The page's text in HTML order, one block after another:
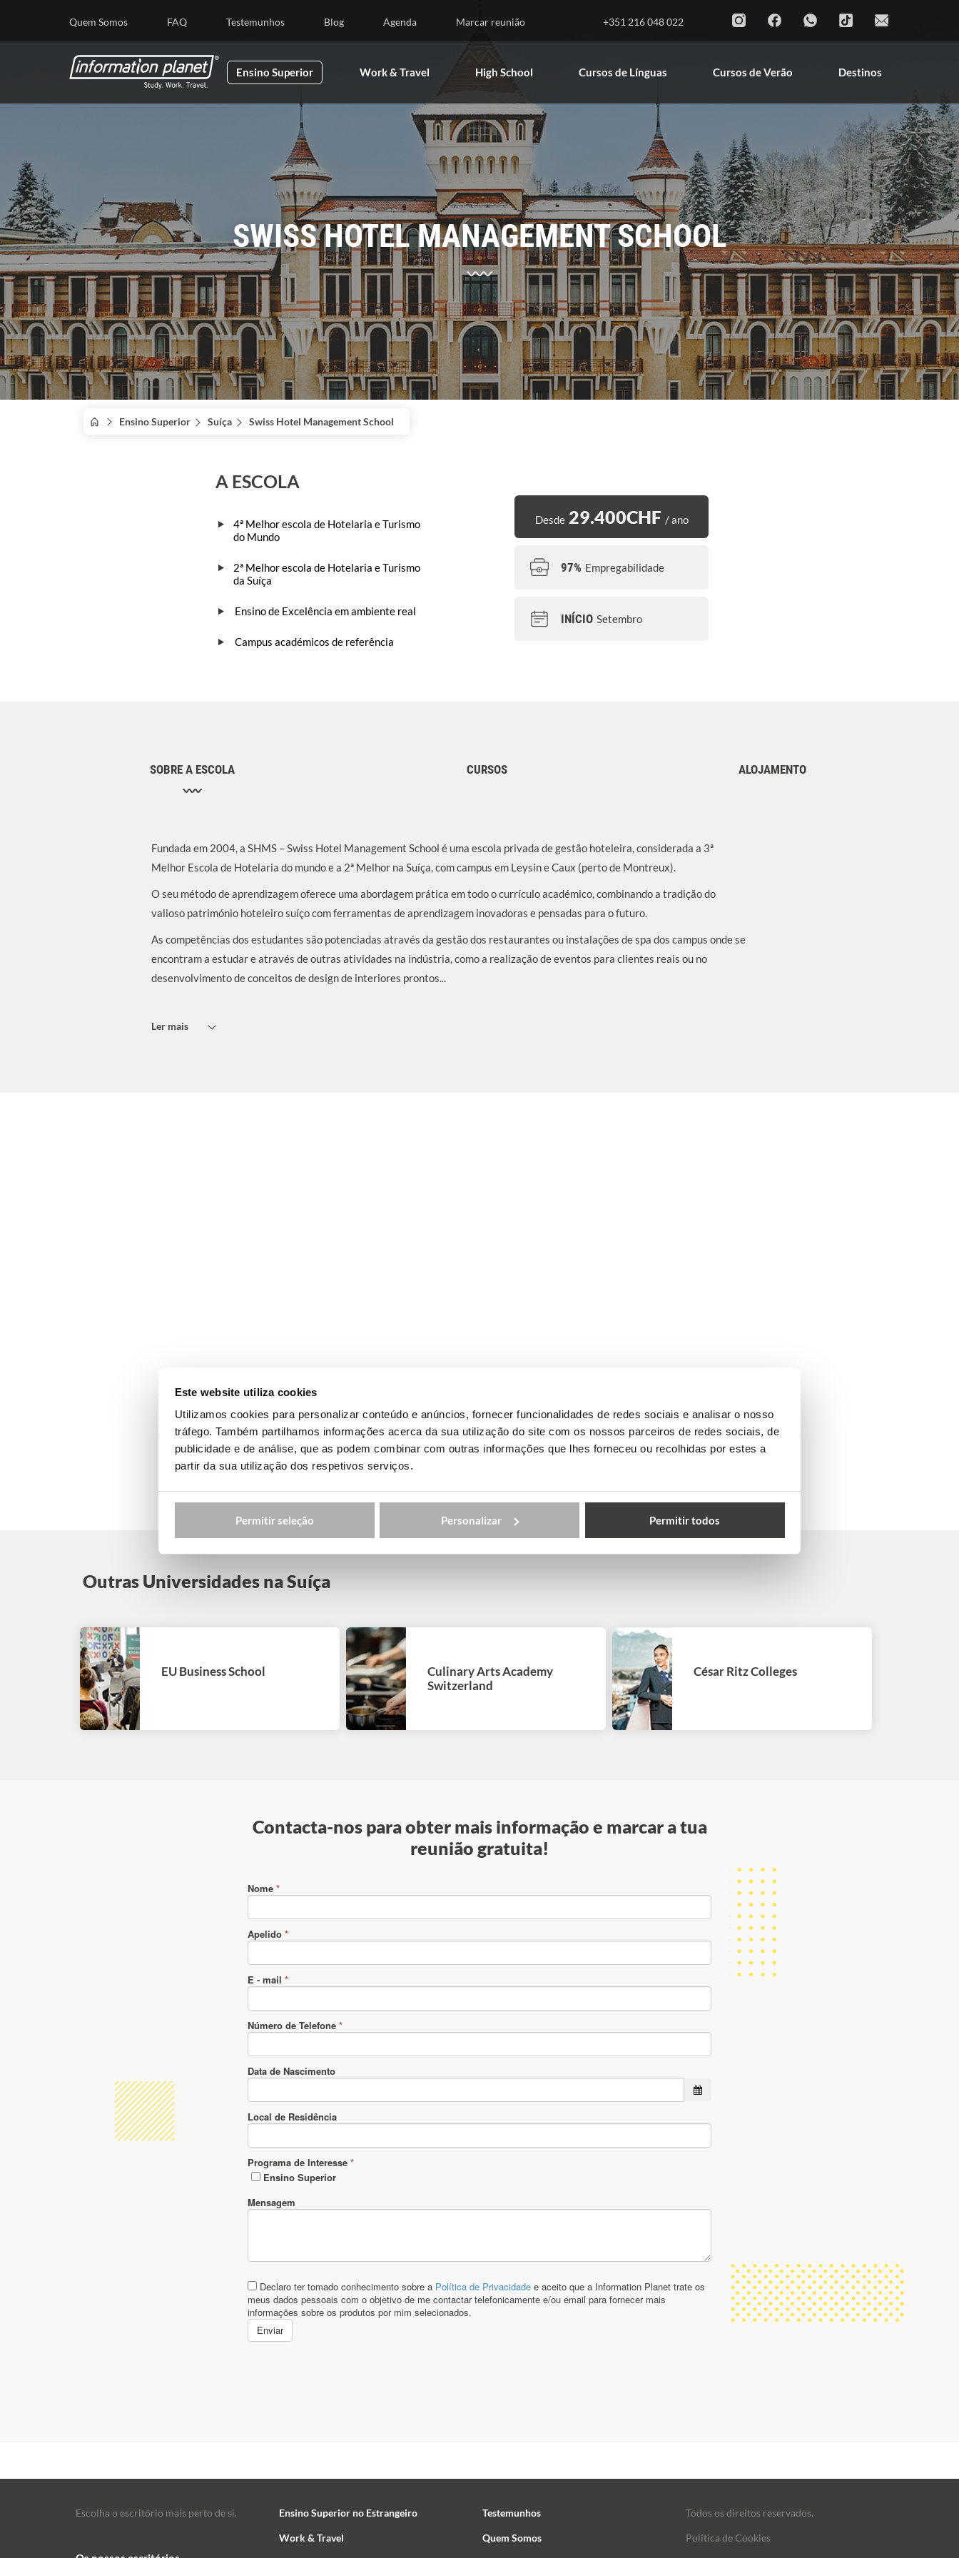
Este website utiliza cookies
Utilizamos cookies para personalizar conteúdo e anúncios, fornecer funcionalidades de redes sociais e analisar o nosso
tráfego. Também partilhamos informações acerca da sua utilização do site com os nossos parceiros de redes sociais, de
publicidade e de análise, que as podem combinar com outras informações que lhes forneceu ou recolhidas por estes a
partir da sua utilização dos respetivos serviços.
Permitir seleção Personalizar Permitir todos
Quem Somos FAQ Testemunhos Blog Agenda Marcar reunião +351 216 048 022
Ensino Superior Work & Travel High School Cursos de Línguas Cursos de Verão Destinos
SWISS HOTEL MANAGEMENT SCHOOL
Ensino Superior Suíça Swiss Hotel Management School
A ESCOLA
4ª Melhor escola de Hotelaria e Turismo
do Mundo
2ª Melhor escola de Hotelaria e Turismo
da Suíça
Ensino de Excelência em ambiente real
Campus académicos de referência
Desde 29.400CHF / ano
97% Empregabilidade
INÍCIO Setembro
SOBRE A ESCOLA CURSOS ALOJAMENTO
Fundada em 2004, a SHMS – Swiss Hotel Management School é uma escola privada de gestão hoteleira, considerada a 3ª
Melhor Escola de Hotelaria do mundo e a 2ª Melhor na Suíça, com campus em Leysin e Caux (perto de Montreux).
O seu método de aprendizagem oferece uma abordagem prática em todo o currículo académico, combinando a tradição do
valioso património hoteleiro suíço com ferramentas de aprendizagem inovadoras e pensadas para o futuro.
As competências dos estudantes são potenciadas através da gestão dos restaurantes ou instalações de spa dos campus onde se
encontram a estudar e através de outras atividades na indústria, como a realização de eventos para clientes reais ou no
desenvolvimento de conceitos de design de interiores prontos...
Ler mais
Outras Universidades na Suíça
EU Business School
Culinary Arts Academy
Switzerland
César Ritz Colleges
Contacta-nos para obter mais informação e marcar a tua
reunião gratuita!
Escolha o escritório mais perto de si. Ensino Superior no Estrangeiro
Work & Travel
Testemunhos
Quem Somos
Todos os direitos reservados.
Política de Cookies
Ensino Superior Work & Travel Cursos de Línguas Cursos de Verão